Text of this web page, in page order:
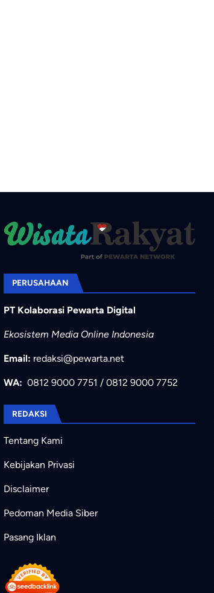
PERUSAHAAN
PT Kolaborasi Pewarta Digital
Ekosistem Media Online Indonesia
Email: redaksi@pewarta.net
WA: 0812 9000 7751 / 0812 9000 7752
REDAKSI
Tentang Kami
Kebijakan Privasi
Disclaimer
Pedoman Media Siber
Pasang Iklan